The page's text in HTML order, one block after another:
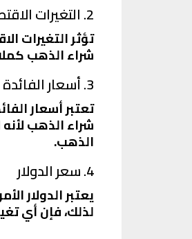
2. التغيرات الاقتصادية
تؤثر التغيرات
شراء الذهب
3. أسعار الفائدة
تعتبر أسعار
شراء الذهب
الذهب.
4. سعر الدولار
يعتبر الدولار
لذلك، فإن أي